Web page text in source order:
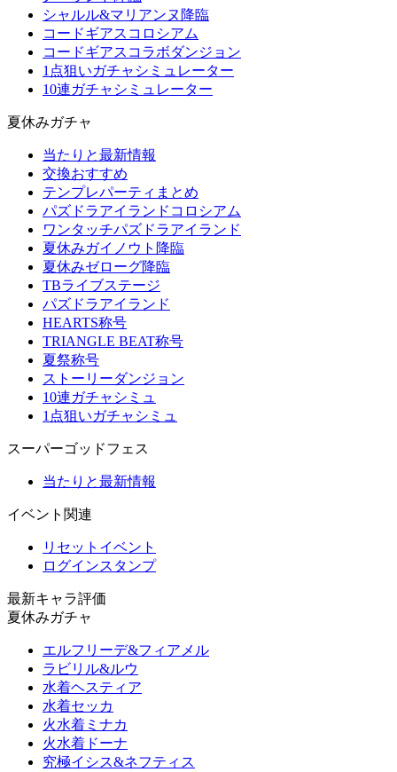
シャルル&マリアンヌ降臨
コードギアスコロシアム
コードギアスコラボダンジョン
1点狙いガチャシミュレーター
10連ガチャシミュレーター
夏休みガチャ
当たりと最新情報
交換おすすめ
テンプレパーティまとめ
パズドラアイランドコロシアム
ワンタッチパズドラアイランド
夏休みガイノウト降臨
夏休みゼローグ降臨
TBライブステージ
パズドラアイランド
HEARTS称号
TRIANGLE BEAT称号
夏祭称号
ストーリーダンジョン
10連ガチャシミュ
1点狙いガチャシミュ
スーパーゴッドフェス
当たりと最新情報
イベント関連
リセットイベント
ログインスタンプ
最新キャラ評価
夏休みガチャ
エルフリーデ&フィアメル
ラビリル&ルウ
水着ヘスティア
水着セッカ
火水着ミナカ
火水着ドーナ
究極イシス&ネフティス